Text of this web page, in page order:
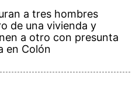
a tres hombres
de una vivienda y
a otro con presunta
en Colón